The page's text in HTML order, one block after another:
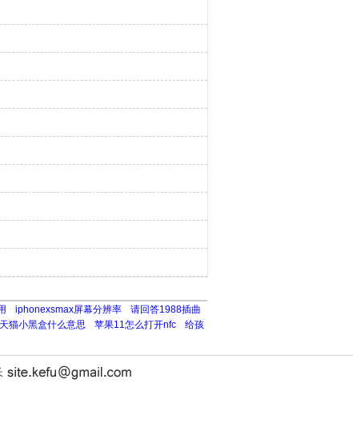
iphonexsmax屏幕分辨率
请回答1988插曲
天猫小黑盒什么意思 苹果11怎么打开nfc
给孩